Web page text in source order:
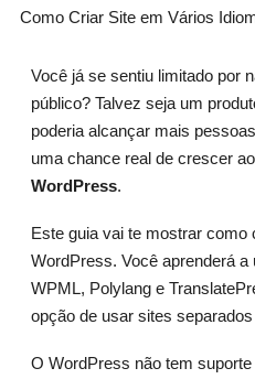
Como Criar Site em Vários
Você já se sentiu limitado por
público? Talvez seja um
poderia alcançar mais
uma chance real de crescer ao
WordPress.
Este guia vai te mostrar como
WordPress. Você aprenderá
WPML, Polylang e
opção de usar sites
O WordPress não tem